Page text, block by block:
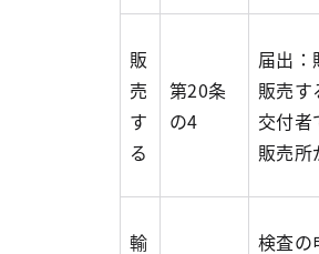
販
売
す
る
第20条
の4
届出
販売
交付
販売
輸
検査の